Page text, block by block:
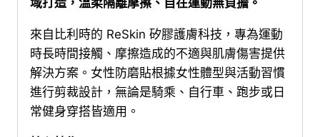
Bike
Patch
用/2
域打造，溫柔隔離摩擦、自在運動無負擔。
來自比利時的 ReSkin 矽膠護膚科技，專為運動
時長時間接觸、摩擦造成的不適與肌膚傷害提供
解決方案。女性防磨貼根據女性體型與活動習慣
進行剪裁設計，無論是騎乘、自行車、跑步或日
常健身穿搭皆適用。